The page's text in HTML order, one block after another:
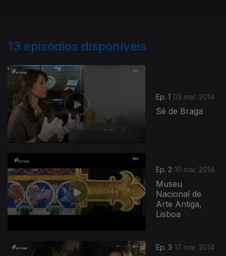
13 episódios disponíveis
Ep. 1 03 mar. 2014
Sé de Braga
Ep. 2 10 mar. 2014
Museu
Nacional de
Arte Antiga,
Lisboa
Ep. 3 17 mar. 2014